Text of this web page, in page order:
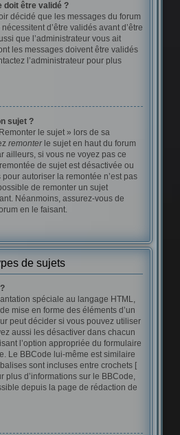
doit être validé ?
décidé que les messages du forum
d’être validés avant d’être
que l’administrateur vous ait
les messages doivent être validés
l’administrateur pour plus
sujet ?
le sujet » lors de sa
remonterle sujet en haut du forum
ailleurs, si vous ne voyez pas ce
de sujet est désactivée ou
autoriser la remontée n’est pas
de remonter un sujet
Néanmoins, assurez-vous de
en le faisant.
de sujets
spéciale au langage HTML,
mise en forme des éléments d’un
peut décider si vous pouvez utiliser
aussi les désactiver dans chacun
l’option appropriée du formulaire
Le BBCode lui-même est similaire
sont incluses entre crochets [
plus d’informations sur le BBCode,
depuis la page de rédaction de